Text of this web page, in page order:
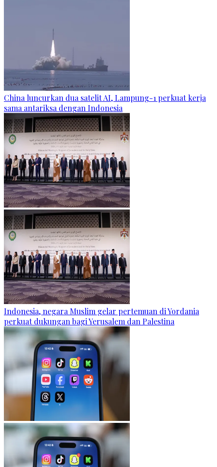
China luncurkan dua satelit AI, Lampung-1 perkuat kerja
sama antariksa dengan Indonesia
Indonesia, negara Muslim gelar pertemuan di Yordania
perkuat dukungan bagi Yerusalem dan Palestina